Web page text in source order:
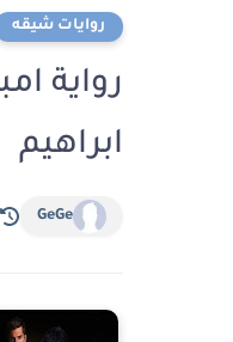
روايات شيقه
ابراهيم
GeGe